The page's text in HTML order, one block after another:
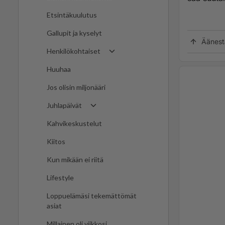
Etsintäkuulutus
Gallupit ja kyselyt
Henkilökohtaiset
Huuhaa
Jos olisin miljonääri
Juhlapäivät
Kahvikeskustelut
Kiitos
Kun mikään ei riitä
Lifestyle
Loppuelämäsi tekemättömät
asiat